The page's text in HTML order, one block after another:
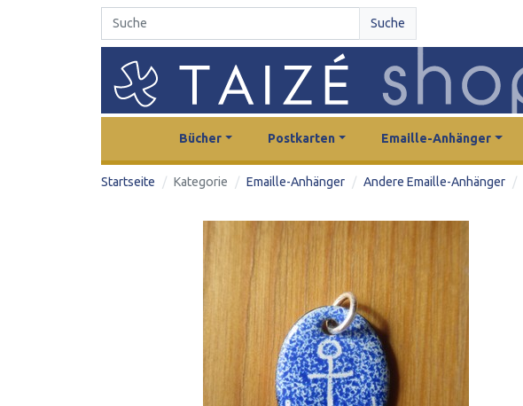
Suche
Bücher Postkarten Emaille-Anhänger
Startseite Kategorie Emaille-Anhänger Andere Emaille-Anhänger